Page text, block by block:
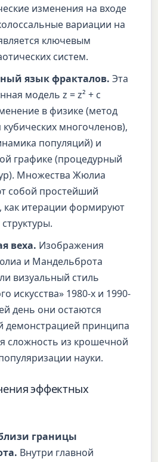
изменения на входе
вариации на
ключевым
систем.
язык фракталов. Эта
модель z = z² + c
в физике (метод
многочленов),
популяций) и
графике (процедурный
Множества Жюлиа
собой простейший
как итерации формируют
веха. Изображения
и Мандельброта
визуальный стиль
искусства» 1980-х и 1990-
день они остаются
демонстрацией принципа
сложность из крошечной
науки.
эффектных
границы
Внутри главной